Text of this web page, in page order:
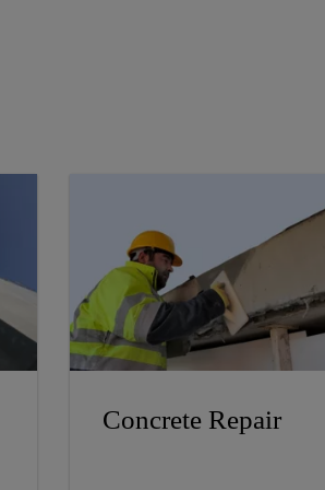
Concrete Repair